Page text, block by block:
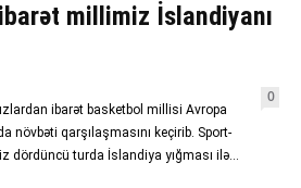
millimiz İslandiyanı
0
ibarət basketbol millisi Avropa
növbəti qarşılaşmasını keçirib. Sport-
dördüncü turda İslandiya yığması ilə...